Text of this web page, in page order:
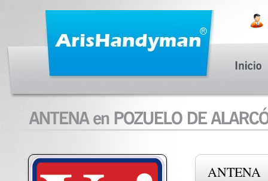
ANTENA